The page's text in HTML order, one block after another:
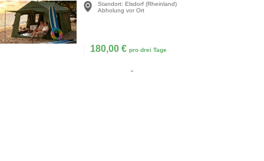
Standort: Elsdorf (Rheinland)
Abholung vor Ort
180,00 € pro drei Tage